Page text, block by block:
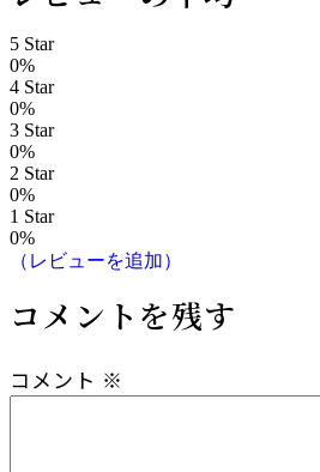
ナ
ビ
ゲ
ー
シ
ョ
ン
5 Star
0%
4 Star
0%
3 Star
0%
2 Star
0%
1 Star
0%
（レビューを追加）
コメントを残す
コメント ※